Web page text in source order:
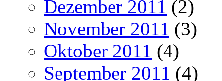
Dezember 2011 (2)
November 2011 (3)
Oktober 2011 (4)
September 2011 (4)